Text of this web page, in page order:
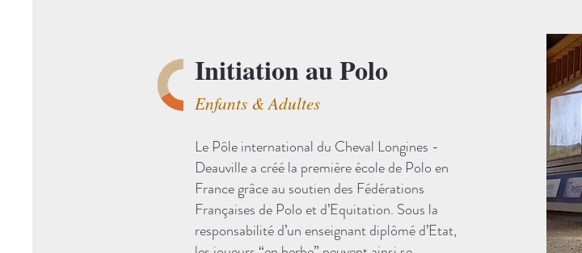
Initiation au Polo
Enfants & Adultes
Le Pôle international du Cheval Longines -
Deauville a créé la première école de Polo en
France grâce au soutien des Fédérations
Françaises de Polo et d’Equitation. Sous la
responsabilité d’un enseignant diplômé d’Etat,